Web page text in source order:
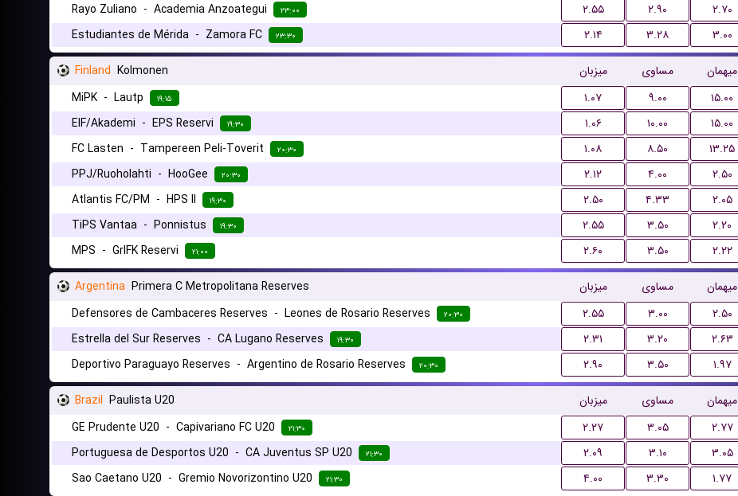
Rayo Zuliano - Academia Anzoategui ۲۳:۰۰ ۲.۵۵ ۲.۹۰
۲.۷۰
Estudiantes de Mérida - Zamora FC ۲۳:۳۰ ۲.۱۴ ۳.۲۸ ۳.۰۰
Finland Kolmonen میزبان مساوی
میهمان
MiPK - Lautp ۱۹:۱۵ ۱.۰۷ ۹.۰۰
۱۵.۰۰
EIF/Akademi - EPS Reservi ۱۹:۳۰ ۱.۰۶ ۱۰.۰۰
۱۵.۰۰
FC Lasten - Tampereen Peli-Toverit ۲۰:۳۰ ۱.۰۸ ۸.۵۰
۱۳.۲۵
PPJ/Ruoholahti - HooGee ۲۰:۳۰ ۲.۱۲ ۴.۰۰
۲.۵۰
Atlantis FC/PM - HPS II ۱۹:۳۰ ۲.۵۰ ۴.۳۳
۲.۰۵
TiPS Vantaa - Ponnistus ۱۹:۳۰ ۲.۵۵ ۳.۵۰
۲.۲۰
MPS - GrIFK Reservi ۲۱:۰۰ ۲.۶۰ ۳.۵۰ ۲.۲۲
Argentina Primera C Metropolitana Reserves میزبان مساوی
میهمان
Defensores de Cambaceres Reserves - Leones de Rosario Reserves ۲۰:۳۰ ۲.۵۵ ۳.۰۰
۲.۵۰
Estrella del Sur Reserves - CA Lugano Reserves ۱۹:۳۰ ۲.۳۱ ۳.۲۰
۲.۶۳
Deportivo Paraguayo Reserves - Argentino de Rosario Reserves ۲۰:۳۰ ۲.۹۰ ۳.۵۰ ۱.۹۷
Brazil Paulista U20 میزبان مساوی
میهمان
GE Prudente U20 - Capivariano FC U20 ۲۱:۳۰ ۲.۲۷ ۳.۰۵
۲.۷۷
Portuguesa de Desportos U20 - CA Juventus SP U20 ۲۱:۳۰ ۲.۰۹ ۳.۱۰
۳.۰۵
Sao Caetano U20 - Gremio Novorizontino U20 ۲۱:۳۰ ۴.۰۰ ۳.۳۰ ۱.۷۷